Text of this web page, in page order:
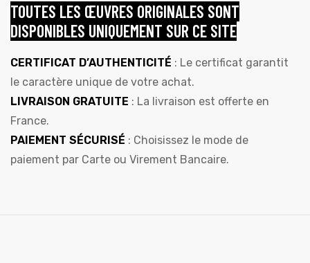
TOUTES LES ŒUVRES ORIGINALES SONT
DISPONIBLES UNIQUEMENT SUR CE SITE
CERTIFICAT D’AUTHENTICITÉ : Le certificat garantit
le caractère unique de votre achat.
LIVRAISON GRATUITE : La livraison est offerte en
France.
PAIEMENT SÉCURISÉ : Choisissez le mode de
paiement par Carte ou Virement Bancaire.